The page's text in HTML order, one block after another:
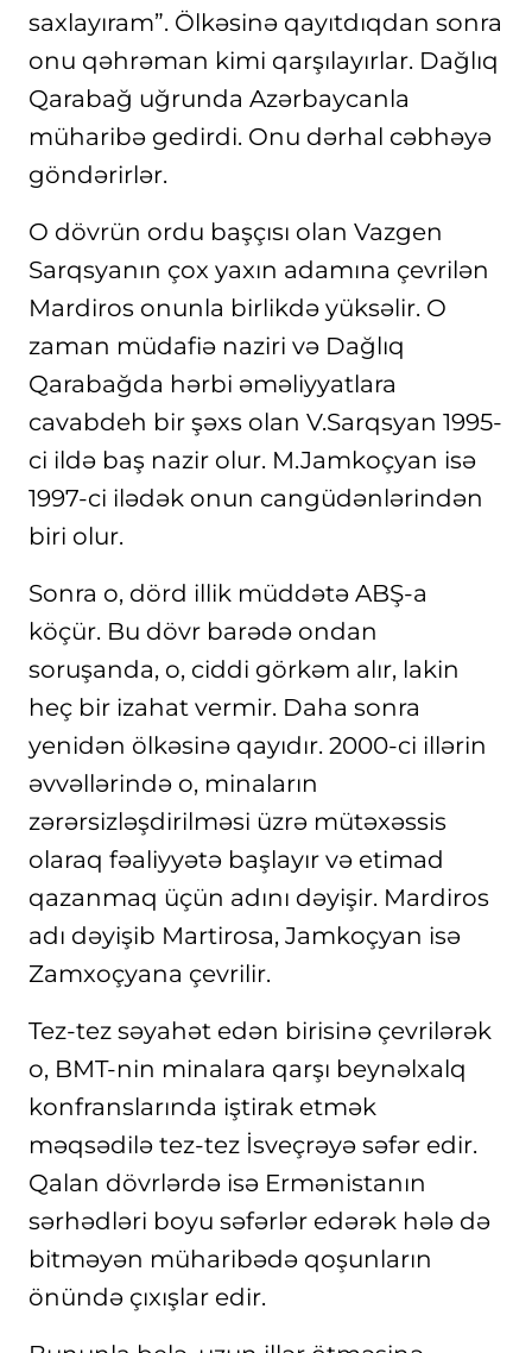
saxlayıram”. Ölkəsinə qayıtdıqdan sonra
onu qəhrəman kimi qarşılayırlar. Dağlıq
Qarabağ uğrunda Azərbaycanla
müharibə gedirdi. Onu dərhal cəbhəyə
göndərirlər.
O dövrün ordu başçısı olan Vazgen
Sarqsyanın çox yaxın adamına çevrilən
Mardiros onunla birlikdə yüksəlir. O
zaman müdafiə naziri və Dağlıq
Qarabağda hərbi əməliyyatlara
cavabdeh bir şəxs olan V.Sarqsyan 1995-
ci ildə baş nazir olur. M.Jamkoçyan isə
1997-ci ilədək onun cangüdənlərindən
biri olur.
Sonra o, dörd illik müddətə ABŞ-a
köçür. Bu dövr barədə ondan
soruşanda, o, ciddi görkəm alır, lakin
heç bir izahat vermir. Daha sonra
yenidən ölkəsinə qayıdır. 2000-ci illərin
əvvəllərində o, minaların
zərərsizləşdirilməsi üzrə mütəxəssis
olaraq fəaliyyətə başlayır və etimad
qazanmaq üçün adını dəyişir. Mardiros
adı dəyişib Martirosa, Jamkoçyan isə
Zamxoçyana çevrilir.
Tez-tez səyahət edən birisinə çevrilərək
o, BMT-nin minalara qarşı beynəlxalq
konfranslarında iştirak etmək
məqsədilə tez-tez İsveçrəyə səfər edir.
Qalan dövrlərdə isə Ermənistanın
sərhədləri boyu səfərlər edərək hələ də
bitməyən müharibədə qoşunların
önündə çıxışlar edir.